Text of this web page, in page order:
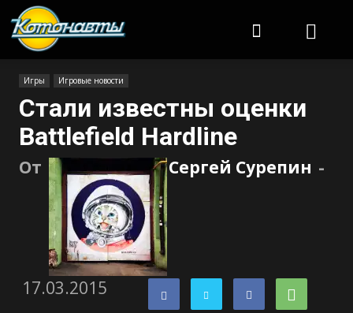
Игры Игровые новости
Стали известны оценки
Battlefield Hardline
От Сергей Сурепин -
17.03.2015